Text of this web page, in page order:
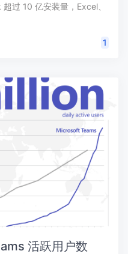
过 10 亿安装量，Excel、
1
活跃用户数